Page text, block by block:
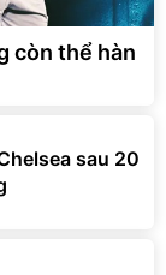
còn thể hàn
sau 20